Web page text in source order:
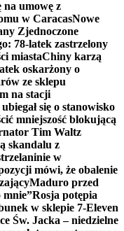
na umowę z
w CaracasNowe
Zjednoczone
78-latek zastrzelony
miastaChiny karzą
oskarżony o
ze sklepu
na stacji
się o stanowisko
mniejszość blokującą
Tim Waltz
skandalu z
w
mówi, że obalenie
Maduro przed
mnie”Rosja potępia
w sklepie 7-Eleven
Św. Jacka – niedzielne